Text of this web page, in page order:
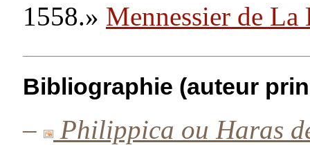
1558.» Mennessier de
Bibliographie (auteur
–
Philippica ou Haras